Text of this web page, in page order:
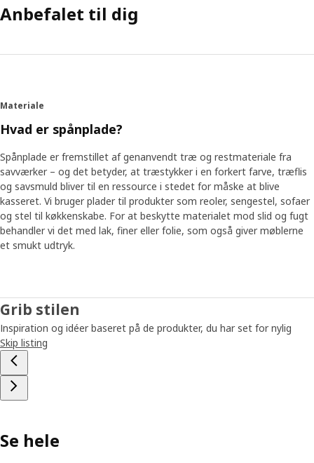
Anbefalet til dig
Materiale
Hvad er spånplade?
Spånplade er fremstillet af genanvendt træ og restmateriale fra
savværker – og det betyder, at træstykker i en forkert farve, træflis
og savsmuld bliver til en ressource i stedet for måske at blive
kasseret. Vi bruger plader til produkter som reoler, sengestel, sofaer
og stel til køkkenskabe. For at beskytte materialet mod slid og fugt
behandler vi det med lak, finer eller folie, som også giver møblerne
et smukt udtryk.
Grib stilen
Inspiration og idéer baseret på de produkter, du har set for nylig
Skip listing
Se hele